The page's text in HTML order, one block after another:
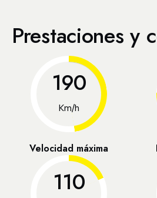
Prestaciones y
190
Km/h
Velocidad máxima
110